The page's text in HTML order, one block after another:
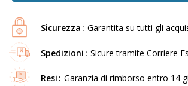
Sicurezza Garantita su tutti gli
Spedizioni Sicure tramite Corriere
Resi Garanzia di rimborso entro 14